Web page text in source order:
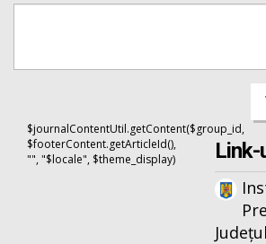
$journalContentUtil.getContent($group_id,
$footerContent.getArticleId(),
"", "$locale", $theme_display)
Link-